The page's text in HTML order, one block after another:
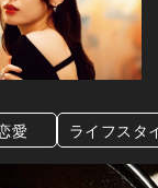
愛 ライフスタ